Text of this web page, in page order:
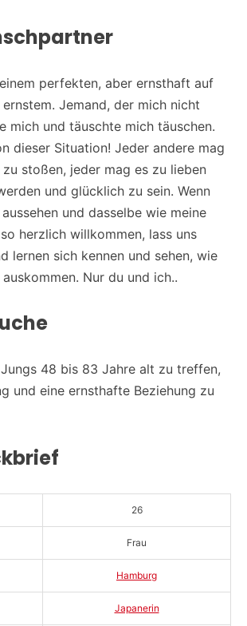
perfekten, aber ernsthaft auf
Jemand, der mich nicht
mich und täuschte mich täuschen.
dieser Situation! Jeder andere mag
stoßen, jeder mag es zu lieben
und glücklich zu sein. Wenn
und dasselbe wie meine
herzlich willkommen, lass uns
lernen sich kennen und sehen, wie
Nur du und ich..
48 bis 83 Jahre alt zu treffen,
und eine ernsthafte Beziehung zu
26
Frau
Hamburg
Japanerin